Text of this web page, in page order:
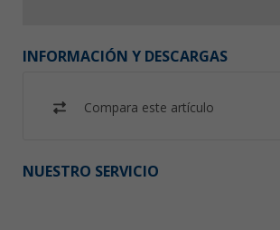
INFORMACIÓN Y DESCARGAS
Compara este artículo
NUESTRO SERVICIO